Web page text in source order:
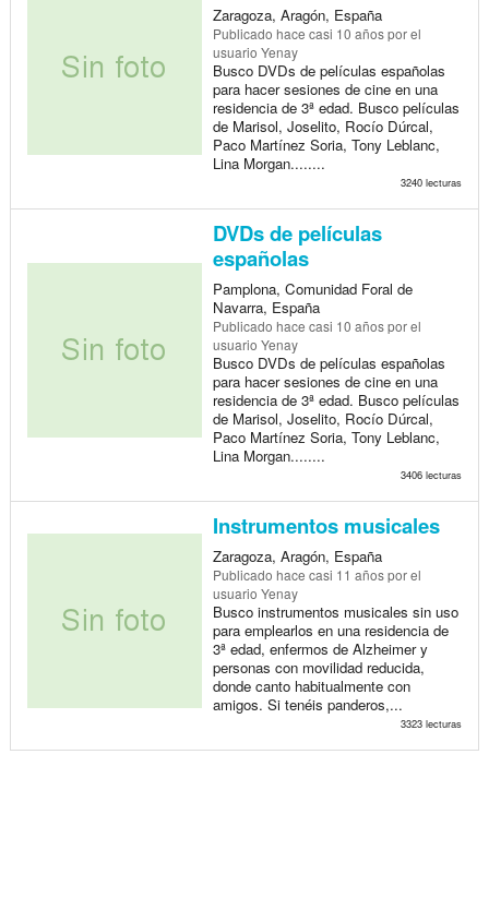
Zaragoza, Aragón, España
Publicado hace casi 10 añospor el
usuario Yenay
Busco DVDs de películas españolas
para hacer sesiones de cine en una
residencia de 3ª edad. Busco películas
de Marisol, Joselito, Rocío Dúrcal,
Paco Martínez Soria, Tony Leblanc,
Lina Morgan........
3240 lecturas
DVDs de películas
españolas
Pamplona, Comunidad Foral de
Navarra, España
Publicado hace casi 10 añospor el
usuario Yenay
Busco DVDs de películas españolas
para hacer sesiones de cine en una
residencia de 3ª edad. Busco películas
de Marisol, Joselito, Rocío Dúrcal,
Paco Martínez Soria, Tony Leblanc,
Lina Morgan........
3406 lecturas
Instrumentos musicales
Zaragoza, Aragón, España
Publicado hace casi 11 añospor el
usuario Yenay
Busco instrumentos musicales sin uso
para emplearlos en una residencia de
3ª edad, enfermos de Alzheimer y
personas con movilidad reducida,
donde canto habitualmente con
amigos. Si tenéis panderos,...
3323 lecturas